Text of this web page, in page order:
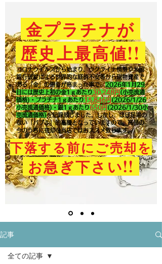
金プラチナが
歴史上最高値!!
コロナウイルスから始まり、ウクライナ情勢や米国
銀行破綻による世界的な経済不安等から現物資産で
ある「金」の需要が高まった事で、2026年1月29
日には歴史上初の金1ｇあたり30,248円 (小売流通
価格)・プラチナ1ｇあたり15,846円 (2026/1/26
小売流通価格)・銀1ｇあたり650円 (2026/1/30小
売流通価格)を記録致しました。​しかし、ほぼ足場の
ない「バブル」的高騰となっていますので、高値の
今のうちに売却を当店ではおススメ致します。
下落する前にご売却を
お急ぎ下さい!!
記事
全ての記事